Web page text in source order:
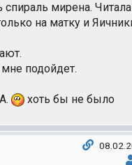
спираль мирена.
на матку и
подойдет.
хоть бы не было